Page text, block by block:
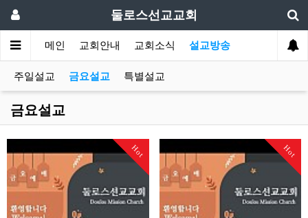
둘로스선교교회
메인 교회안내 교회소식 설교방송
주일설교 금요설교 특별설교
금요설교
Hot Hot